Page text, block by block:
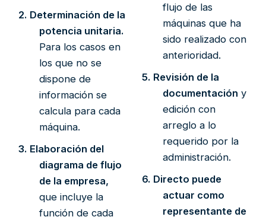
2. Determinación de la
potencia unitaria.
Para los casos en
los que no se
dispone de
información se
calcula para cada
máquina.
3. Elaboración del
diagrama de flujo
de la empresa,
que incluye la
función de cada
flujo de las
máquinas que ha
sido realizado con
anterioridad.
5. Revisión de la
documentación y
edición con
arreglo a lo
requerido por la
administración.
6. Directo puede
actuar como
representante de